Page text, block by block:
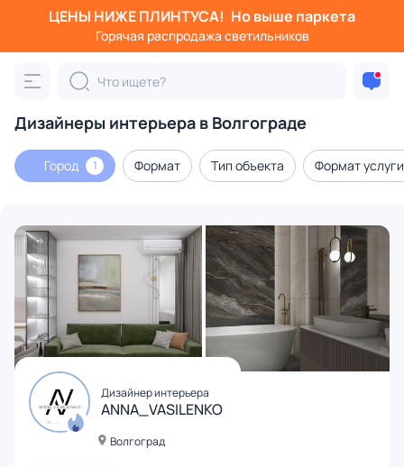
ЦЕНЫ НИЖЕ ПЛИНТУСА! Но выше паркета
Горячая распродажа светильников
Дизайнеры интерьера в Волгограде
Город 1 Формат Тип объекта Формат услуги
Дизайнер интерьера
ANNA_VASILENKO
Волгоград